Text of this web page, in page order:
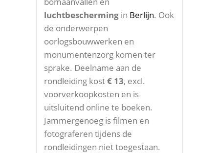
luchtbescherming in Berlijn. Ook
de onderwerpen
oorlogsbouwwerken en
monumentenzorg komen ter
sprake. Deelname aan de
rondleiding kost€ 13, excl.
voorverkoopkosten en is
uitsluitend online te boeken.
Jammergenoeg is filmen en
fotograferen tijdens de
rondleidingen niet toegestaan.